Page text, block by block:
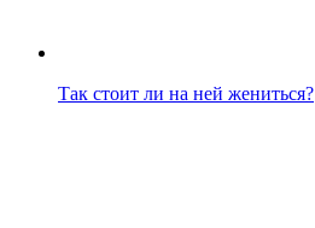
Так стоит ли на ней жениться?